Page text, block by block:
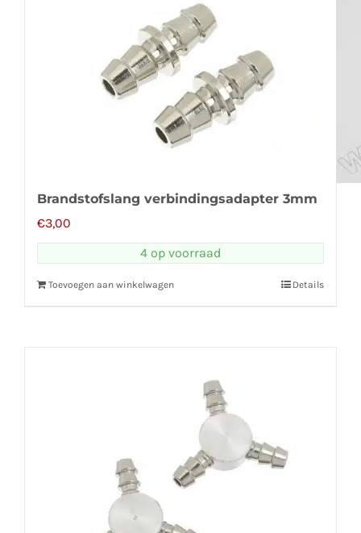
Brandstofslang verbindingsadapter 3mm
€3,00
4 op voorraad
Toevoegen aan winkelwagen Details